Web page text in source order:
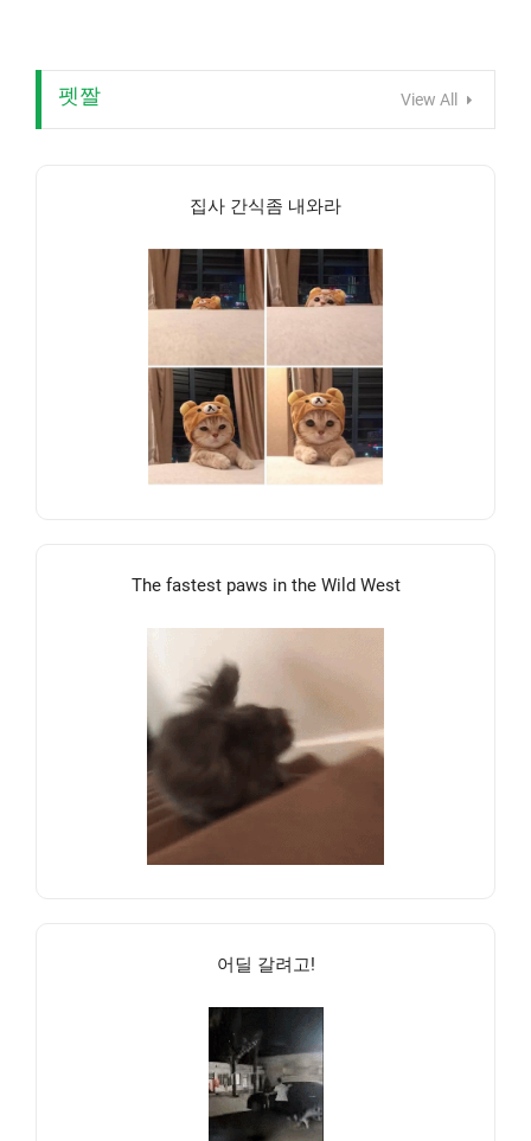
펫짤 View All
집사 간식좀 내와라
The fastest paws in the Wild West
어딜 갈려고!